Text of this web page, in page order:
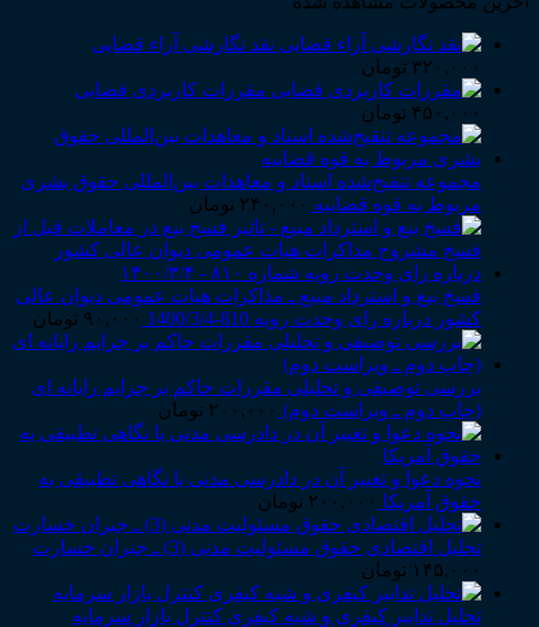
نقد نگارشی آراء قضایی
۳۲۰,۰۰۰ تومان
مقررات کاربردی قضایی
۴۵۰,۰۰۰ تومان
مجموعه تنقیح‌شده اسناد و معاهدات بین‌المللی حقوق بشری
مربوط به قوه قضاییه ۲۴۰,۰۰۰ تومان
فسخ بیع و استرداد مبیع ـ مذاکرات هیات عمومی دیوان عالی
کشور درباره رای وحدت رویه 810-1400/3/4
۹۰,۰۰۰ تومان
بررسی توصیفی و تحلیلی مقررات حاکم بر جرایم رایانه ای
(چاپ دوم ـ ویراست دوم) ۲۰۰,۰۰۰ تومان
نحوه دعوا و تغییر آن در دادرسی مدنی با نگاهی تطبیقی به
حقوق آمریکا ۲۰۰,۰۰۰ تومان
تحلیل اقتصادی حقوق مسئولیت مدنی (3) ـ جبران خسارت
۱۴۵,۰۰۰ تومان
تحلیل تدابیر کیفری و شبه کیفری کنترل بازار سرمایه